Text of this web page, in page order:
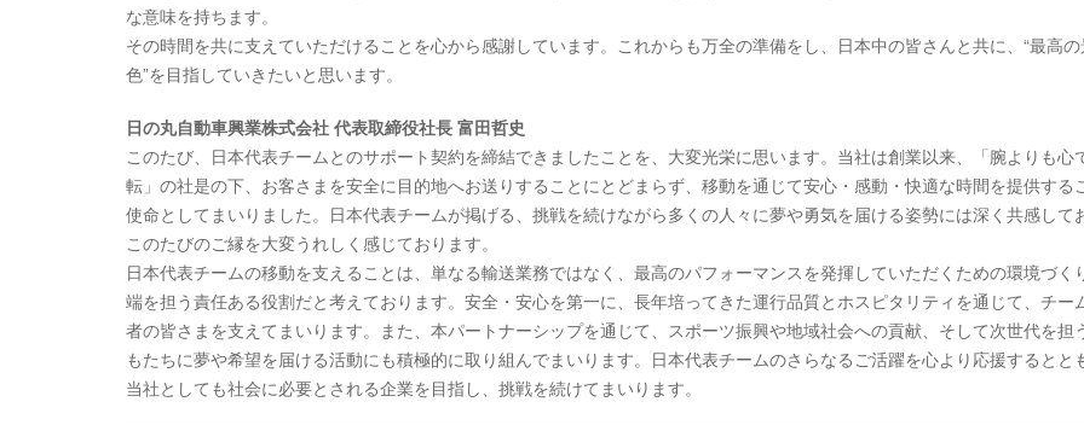
な意味を持ちます。
その時間を共に支えていただけることを心から感謝しています。これからも万全の準備をし、日本中の皆さんと共に、“最高
色”を目指していきたいと思います。
日の丸自動車興業株式会社 代表取締役社長 富田哲史
このたび、日本代表チームとのサポート契約を締結できましたことを、大変光栄に思います。当社は創業以来、「腕よりも心
転」の社是の下、お客さまを安全に目的地へお送りすることにとどまらず、移動を通じて安心・感動・快適な時間を提供する
使命としてまいりました。日本代表チームが掲げる、挑戦を続けながら多くの人々に夢や勇気を届ける姿勢には深く共感して
このたびのご縁を大変うれしく感じております。
日本代表チームの移動を支えることは、単なる輸送業務ではなく、最高のパフォーマンスを発揮していただくための環境づく
端を担う責任ある役割だと考えております。安全・安心を第一に、長年培ってきた運行品質とホスピタリティを通じて、チー
者の皆さまを支えてまいります。また、本パートナーシップを通じて、スポーツ振興や地域社会への貢献、そして次世代を担
もたちに夢や希望を届ける活動にも積極的に取り組んでまいります。日本代表チームのさらなるご活躍を心より応援するとと
当社としても社会に必要とされる企業を目指し、挑戦を続けてまいります。